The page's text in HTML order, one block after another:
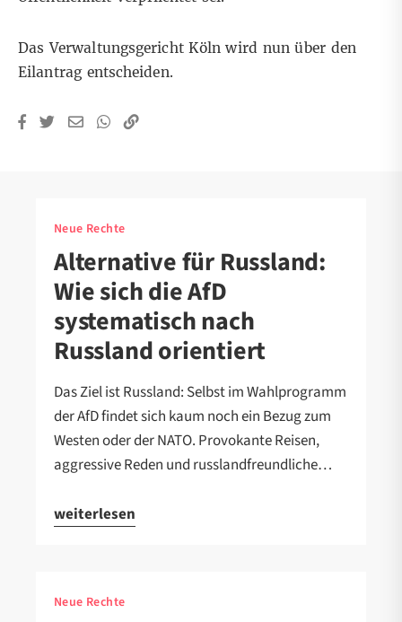
Das Verwaltungsgericht Köln wird nun über den
Eilantrag entscheiden.
Neue Rechte
Alternative für Russland:
Wie sich die AfD
systematisch nach
Russland orientiert
Das Ziel ist Russland: Selbst im Wahlprogramm
der AfD findet sich kaum noch ein Bezug zum
Westen oder der NATO. Provokante Reisen,
aggressive Reden und russlandfreundliche…
weiterlesen
Neue Rechte